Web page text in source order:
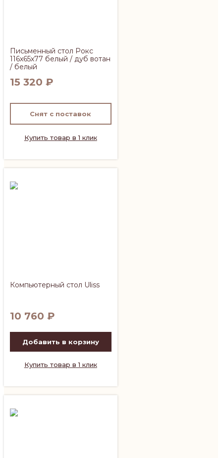
Письменный стол Рокс
116х65х77 белый / дуб вотан
/ белый
15 320 ₽
Снят с поставок
Купить товар в 1 клик
Компьютерный стол Uliss
10 760 ₽
Добавить в корзину
Купить товар в 1 клик